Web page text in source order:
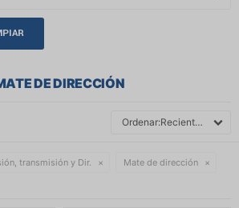
DE DIRECCIÓN
Recientes
transmisión y Dir. Mate de dirección